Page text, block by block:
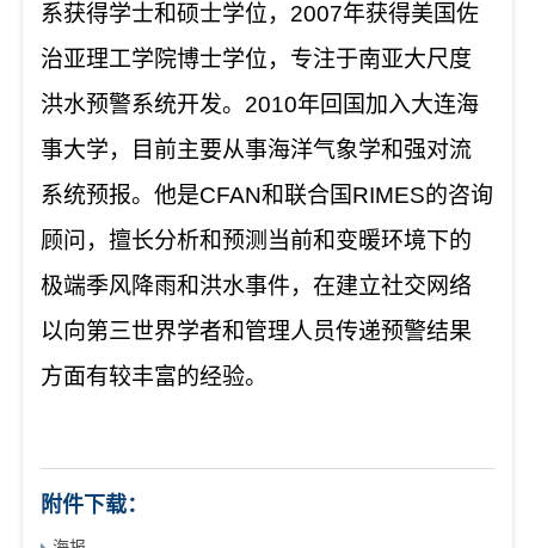
系获得学士和硕士学位， 2007年获得美国佐
治亚理工学院博士学位，专注于南亚大尺度
洪水预警系统开发。2010年回国加入大连海
事大学，目前主要从事海洋气象学和强对流
系统预报。他是CFAN和联合国RIMES的咨询
顾问，擅长分析和预测当前和变暖环境下的
极端季风降雨和洪水事件，在建立社交网络
以向第三世界学者和管理人员传递预警结果
方面有较丰富的经验。
附件下载：